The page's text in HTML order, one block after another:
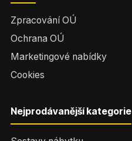
Zpracování OÚ
Ochrana OÚ
Marketingové nabídky
Cookies
Nejprodávanější kategorie